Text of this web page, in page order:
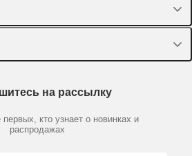
препараты, наборы
на рассылку
кто узнает о новинках и
распродажах